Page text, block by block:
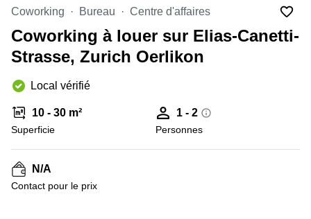
Genève
Coworking
Lausanne
Basel
Coworking
Lugano
Coworking
Coworking
Rue de
la Cité
1
Genève
Place
de la
12
Genève
Rue de la
Corraterie
5 Genève
Coworking Bureau Centre d'affaires
Coworking à louer sur Elias-Canetti-
Strasse, Zurich Oerlikon
Local vérifié
10 - 30 m²
Superficie
1 - 2
Personnes
N/A
Contact pour le prix